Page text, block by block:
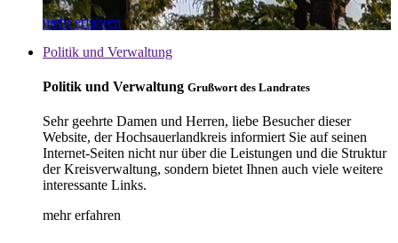
mehr erfahren
Politik und Verwaltung
Politik und Verwaltung Grußwort des Landrates
Sehr geehrte Damen und Herren, liebe Besucher dieser
Website, der Hochsauerlandkreis informiert Sie auf seinen
Internet-Seiten nicht nur über die Leistungen und die Struktur
der Kreisverwaltung, sondern bietet Ihnen auch viele weitere
interessante Links.
mehr erfahren